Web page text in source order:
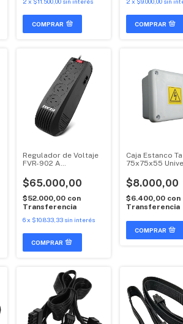
COMPRAR
Regulador de Voltaje
FVR-902 A
$65.000,00
$52.000,00 con
Transferencia
6x $10.833,33 sin interés
Caja Estanco
75x75x55
$8.000,00
$6.400,00 con
Transferencia